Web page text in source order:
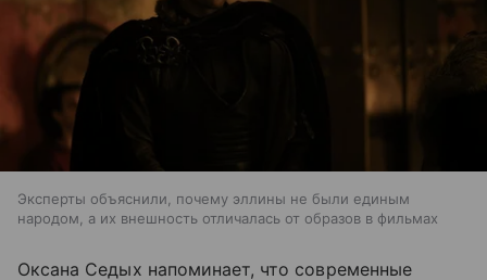
Эксперты объяснили, почему эллины не были единым
народом, а их внешность отличалась от образов в фильмах
Оксана Седых напоминает, что современные